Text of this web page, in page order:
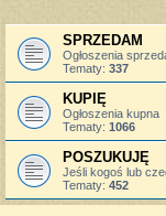
SPRZEDAM
Ogłoszenia
Tematy: 337
KUPIĘ
Ogłoszenia kupna
Tematy: 1066
POSZUKUJĘ
Jeśli kogoś lub
Tematy: 452